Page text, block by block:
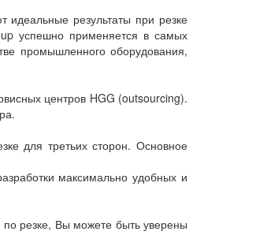
результаты при резке
успешно применяется в самых
промышленного оборудования,
центров HGG (outsourcing).
для третьих сторон. Основное
максимально удобных и
по резке, Вы можете быть уверены